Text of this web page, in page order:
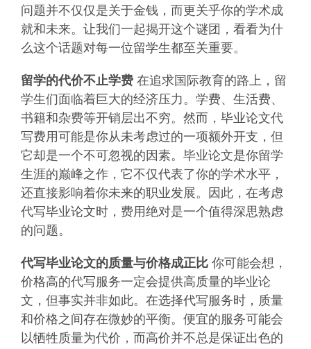
问题并不仅仅是关于金钱，而更关乎你的学术成
就和未来。让我们一起揭开这个谜团，看看为什
么这个话题对每一位留学生都至关重要。
留学的代价不止学费在追求国际教育的路上，留
学生们面临着巨大的经济压力。学费、生活费、
书籍和杂费等开销层出不穷。然而，毕业论文代
写费用可能是你从未考虑过的一项额外开支，但
它却是一个不可忽视的因素。毕业论文是你留学
生涯的巅峰之作，它不仅代表了你的学术水平，
还直接影响着你未来的职业发展。因此，在考虑
代写毕业论文时，费用绝对是一个值得深思熟虑
的问题。
代写毕业论文的质量与价格成正比你可能会想，
价格高的代写服务一定会提供高质量的毕业论
文，但事实并非如此。在选择代写服务时，质量
和价格之间存在微妙的平衡。便宜的服务可能会
以牺牲质量为代价，而高价并不总是保证出色的